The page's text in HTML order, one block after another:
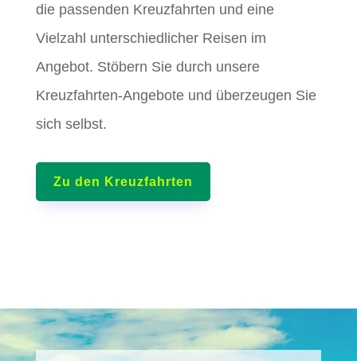
die passenden Kreuzfahrten und eine
Vielzahl unterschiedlicher Reisen im
Angebot. Stöbern Sie durch unsere
Kreuzfahrten-Angebote und überzeugen Sie
sich selbst.
Zu den Kreuzfahrten